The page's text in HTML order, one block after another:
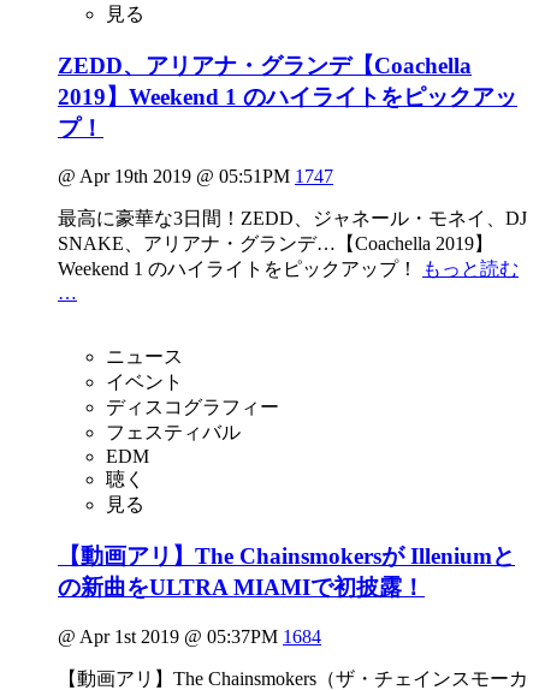
見る
ZEDD、アリアナ・グランデ【Coachella
2019】Weekend 1 のハイライトをピックアッ
プ！
@ Apr 19th 2019 @ 05:51PM 1747
最高に豪華な3日間！ZEDD、ジャネール・モネイ、DJ
SNAKE、アリアナ・グランデ…【Coachella 2019】
Weekend 1 のハイライトをピックアップ！
もっと読む
…
ニュース
イベント
ディスコグラフィー
フェスティバル
EDM
聴く
見る
【動画アリ】The Chainsmokersが Illeniumと
の新曲をULTRA MIAMIで初披露！
@ Apr 1st 2019 @ 05:37PM 1684
【動画アリ】The Chainsmokers（ザ・チェインスモーカ